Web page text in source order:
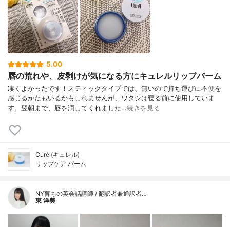
5.00
唇の荒れや、皮剥けが気になる方にキュレルリップバーム
凄くよかったです！スティックタイプでは、無いので持ち運びに不便を
感じるかたもいるかもしれませんが、ワタシは寝る前に使用していま
す。翌朝まで、唇を潤してくれました…続きを見る
Curél(キュレル)
リップケア バーム
NY育ちの英会話講師 / 翻訳者兼通訳者…
東 洋美